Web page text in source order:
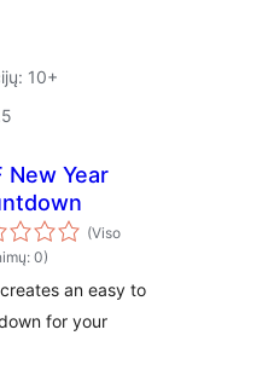
10+
New Year
(Viso
0)
an easy to
for your